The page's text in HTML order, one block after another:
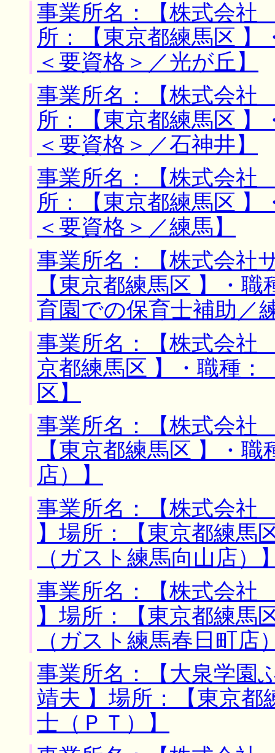
事業所名：【株式会
所：【東京都練馬区
＜要資格＞／光が丘】
事業所名：【株式会
所：【東京都練馬区
＜要資格＞／石神井】
事業所名：【株式会
所：【東京都練馬区
＜要資格＞／練馬】
事業所名：【株式会社
【東京都練馬区 】・
育園での保育士補助／
事業所名：【株式会
京都練馬区 】・職種
区】
事業所名：【株式会
【東京都練馬区 】・
店）】
事業所名：【株式会
】場所：【東京都練馬
（ガスト練馬向山店）
事業所名：【株式会
】場所：【東京都練馬
（ガスト練馬春日町店
事業所名：【大泉学
靖夫 】場所：【東京都
士（ＰＴ）】